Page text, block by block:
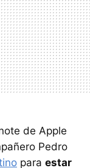
de Apple
Pedro
para estar